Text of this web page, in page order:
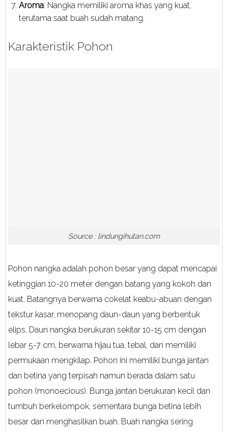
Aroma: Nangka memiliki aroma khas yang kuat,
terutama saat buah sudah matang.
Karakteristik Pohon
Source : lindungihutan.com
Pohon nangka adalah pohon besar yang dapat mencapai
ketinggian 10-20 meter dengan batang yang kokoh dan
kuat. Batangnya berwarna cokelat keabu-abuan dengan
tekstur kasar, menopang daun-daun yang berbentuk
elips. Daun nangka berukuran sekitar 10-15 cm dengan
lebar 5-7 cm, berwarna hijau tua, tebal, dan memiliki
permukaan mengkilap. Pohon ini memiliki bunga jantan
dan betina yang terpisah namun berada dalam satu
pohon (monoecious). Bunga jantan berukuran kecil dan
tumbuh berkelompok, sementara bunga betina lebih
besar dan menghasilkan buah. Buah nangka sering